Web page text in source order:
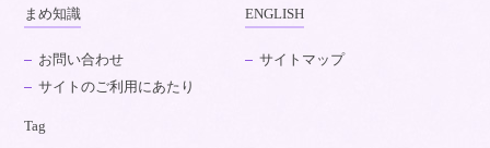
まめ知識 ENGLISH
お問い合わせ
サイトマップ
サイトのご利用にあたり
Tag